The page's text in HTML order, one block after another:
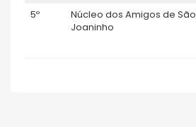
5º
Núcleo dos Amigos de São
Joaninho